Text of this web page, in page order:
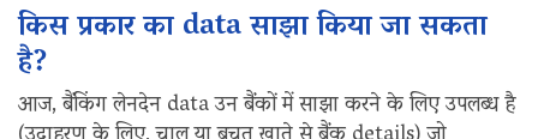
किस प्रकार का data साझा किया जा सकता
है?
आज, बैंकिंग लेनदेन data उन बैंकों में साझा करने के लिए उपलब्ध है